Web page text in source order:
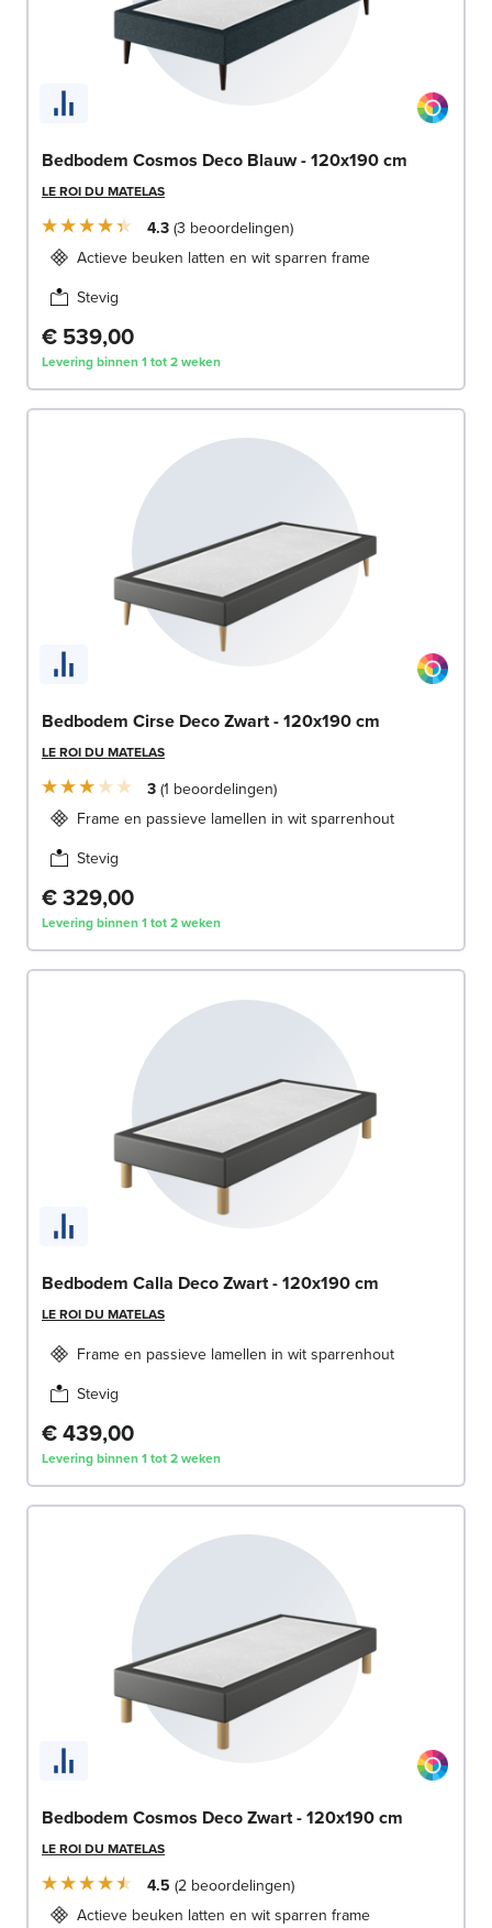
Bedbodem Cosmos Deco Blauw - 120x190 cm
LE ROI DU MATELAS
4.3 3 beoordelingen
Actieve beuken latten en wit sparren frame
Stevig
€ 539,00
Levering binnen 1 tot 2 weken
Bedbodem Cirse Deco Zwart - 120x190 cm
LE ROI DU MATELAS
3 1 beoordelingen
Frame en passieve lamellen in wit sparrenhout
Stevig
€ 329,00
Levering binnen 1 tot 2 weken
Bedbodem Calla Deco Zwart - 120x190 cm
LE ROI DU MATELAS
Frame en passieve lamellen in wit sparrenhout
Stevig
€ 439,00
Levering binnen 1 tot 2 weken
Bedbodem Cosmos Deco Zwart - 120x190 cm
LE ROI DU MATELAS
4.5 2 beoordelingen
Actieve beuken latten en wit sparren frame